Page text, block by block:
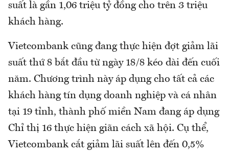
suất là gần 1,06 triệu tỷ đồng cho trên 3 triệu
khách hàng.
Vietcombank cũng đang thực hiện đợt giảm lãi
suất thứ 8 bắt đầu từ ngày 18/8 kéo dài đến cuối
năm. Chương trình này áp dụng cho tất cả các
khách hàng tín dụng doanh nghiệp và cá nhân
tại 19 tỉnh, thành phố miền Nam đang áp dụng
Chỉ thị 16 thực hiện giãn cách xã hội. Cụ thể,
Vietcombank cắt giảm lãi suất lên đến 0,5%